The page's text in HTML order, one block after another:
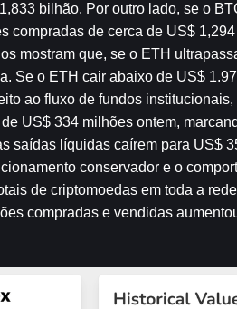
bilhão. Por outro lado, se o
de cerca de US$
mostram que, se o ETH
Se o ETH cair abaixo de US$
ao fluxo de fundos
US$ 334 milhões ontem,
saídas líquidas caírem para US$
conservador e o
de criptomoedas em toda a
compradas e vendidas